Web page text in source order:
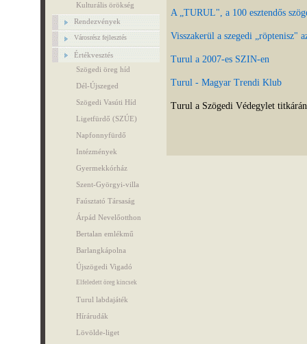
Kulturális örökség
Rendezvények
Városrész fejlesztés
Értékvesztés
Szögedi öreg híd
Dél-Újszeged
Szögedi Vasúti Híd
Ligetfürdő (SZÚE)
Napfonnyfürdő
Intézmények
Gyermekkórház
Szent-Györgyi-villa
Faúsztató Társaság
Árpád Nevelőotthon
Bertalan emlékmű
Barlangkápolna
Újszögedi Vigadó
Elfeledett öreg kincsek
Turul labdajáték
Hírárudák
Lövölde-liget
A „TURUL", a 100 esztendős
Visszakerül a szegedi „röptenisz"
Turul a 2007-es SZIN-en
Turul - Magyar Trendi Klub
Turul a Szögedi Védegylet